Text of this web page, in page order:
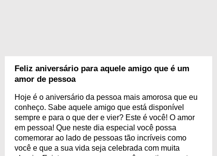
Feliz aniversário para aquele amigo que é um
amor de pessoa
Hoje é o aniversário da pessoa mais amorosa que eu
conheço. Sabe aquele amigo que está disponível
sempre e para o que der e vier? Este é você! O amor
em pessoa! Que neste dia especial você possa
comemorar ao lado de pessoas tão incríveis como
você e que a sua vida seja celebrada com muita